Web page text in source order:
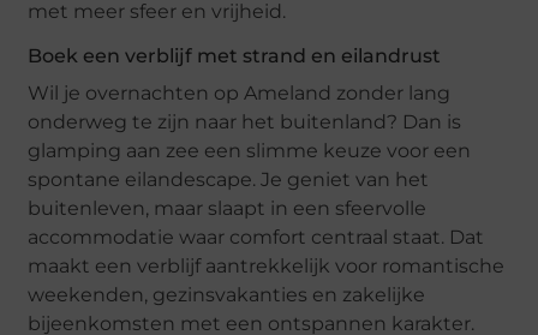
met meer sfeer en vrijheid.
Boek een verblijf met strand en eilandrust
Wil je overnachten op Ameland zonder lang
onderweg te zijn naar het buitenland? Dan is
glamping aan zee een slimme keuze voor een
spontane eilandescape. Je geniet van het
buitenleven, maar slaapt in een sfeervolle
accommodatie waar comfort centraal staat. Dat
maakt een verblijf aantrekkelijk voor romantische
weekenden, gezinsvakanties en zakelijke
bijeenkomsten met een ontspannen karakter.